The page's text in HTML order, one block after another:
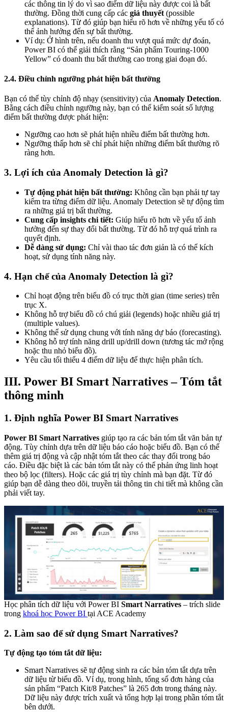
các thông tin lý do vì sao điểm dữ liệu này được coi là bất
thường. Đồng thời cung cấp các giả thuyết (possible
explanations). Từ đó giúp bạn hiểu rõ hơn về những yếu tố có
thể ảnh hưởng đến sự bất thường.
Ví dụ: Ở hình trên, nếu doanh thu vượt quá mức dự đoán,
Power BI có thể giải thích rằng “Sản phẩm Touring-1000
Yellow” có doanh thu bất thường cao trong giai đoạn đó.
2.4. Điều chỉnh ngưỡng phát hiện bất thường
Bạn có thể tùy chỉnh độ nhạy (sensitivity) của Anomaly Detection.
Bằng cách điều chỉnh ngưỡng này, bạn có thể kiểm soát số lượng
điểm bất thường được phát hiện:
Ngưỡng cao hơn sẽ phát hiện nhiều điểm bất thường hơn.
Ngưỡng thấp hơn sẽ chỉ phát hiện những điểm bất thường rõ
ràng hơn.
3. Lợi ích của Anomaly Detection là gì?
Tự động phát hiện bất thường: Không cần bạn phải tự tay
kiểm tra từng điểm dữ liệu. Anomaly Detection sẽ tự động tìm
ra những giá trị bất thường.
Cung cấp insights chi tiết: Giúp hiểu rõ hơn về yếu tố ảnh
hưởng đến sự thay đổi bất thường. Từ đó hỗ trợ quá trình ra
quyết định.
Dễ dàng sử dụng: Chỉ vài thao tác đơn giản là có thể kích
hoạt, sử dụng tính năng này.
4. Hạn chế của Anomaly Detection là gì?
Chỉ hoạt động trên biểu đồ có trục thời gian (time series) trên
trục X.
Không hỗ trợ biểu đồ có chú giải (legends) hoặc nhiều giá trị
(multiple values).
Không thể sử dụng chung với tính năng dự báo (forecasting).
Không hỗ trợ tính năng drill up/drill down (tương tác mở rộng
hoặc thu nhỏ biểu đồ).
Yêu cầu tối thiểu 4 điểm dữ liệu để thực hiện phân tích.
III. Power BI Smart Narratives – Tóm tắt
thông minh
1. Định nghĩa Power BI Smart Narratives
Power BI Smart Narratives giúp tạo ra các bản tóm tắt văn bản tự
động. Tùy chỉnh dựa trên dữ liệu báo cáo hoặc biểu đồ. Bạn có thể
thêm giá trị động và cập nhật tóm tắt theo các thay đổi trong báo
cáo. Điều đặc biệt là các bản tóm tắt này có thể phản ứng linh hoạt
theo bộ lọc (filters). Hoặc các giá trị tùy chỉnh mà bạn đặt. Từ đó
giúp bạn dễ dàng theo dõi, truyền tải thông tin chi tiết mà không cần
phải viết tay.
Học phân tích dữ liệu với Power BI Smart Narratives – trích slide
trong khoá học Power BI tại ACE Academy
2. Làm sao để sử dụng Smart Narratives?
Tự động tạo tóm tắt dữ liệu:
Smart Narratives sẽ tự động sinh ra các bản tóm tắt dựa trên
dữ liệu từ biểu đồ. Ví dụ, trong hình, tổng số đơn hàng của
sản phẩm “Patch Kit/8 Patches” là 265 đơn trong tháng này.
Dữ liệu này được trích xuất và tổng hợp lại trong phần tóm tắt
bên dưới.